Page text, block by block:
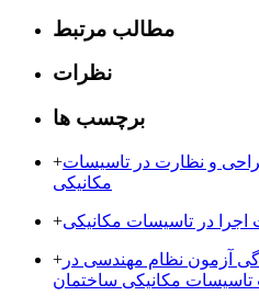
مطالب مرتبط
نظرات
برچسب ها
+و نظارت در تاسیسات
مکانیکی
+در تاسیسات مکانیکی
+ آزمون نظام مهندسی در
مکانیکی ساختمان